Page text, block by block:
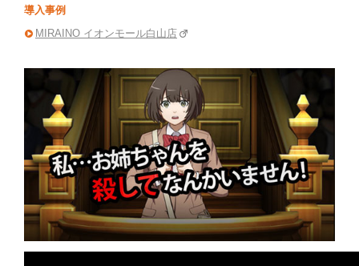
導入事例
MIRAINO イオンモール白山店